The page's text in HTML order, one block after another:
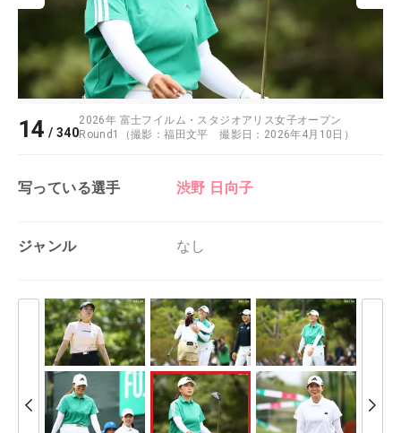
14 /340
2026年 富士フイルム・スタジオアリス女子オープン
Round1（撮影：福田文平 撮影日：2026年4月10日）
写っている選手 渋野 日向子
ジャンル なし